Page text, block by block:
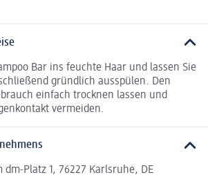
Bar ins feuchte Haar und lassen Sie
gründlich ausspülen. Den
einfach trocknen lassen und
vermeiden.
Platz 1, 76227 Karlsruhe, DE